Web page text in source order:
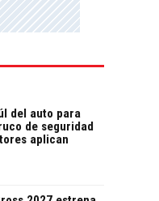
del auto para
de seguridad
aplican